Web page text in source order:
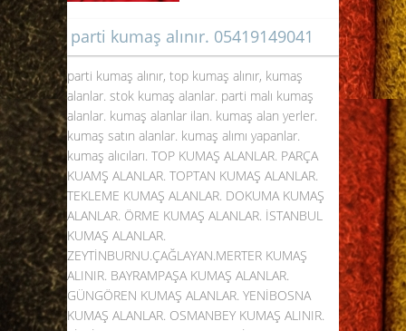
parti kumaş alınır. 05419149041
parti kumaş alınır, top kumaş alınır, kumaş
alanlar. stok kumaş alanlar. parti malı kumaş
alanlar. kumaş alanlar ilan. kumaş alan yerler.
kumaş satın alanlar. kumaş alımı yapanlar.
kumaş alıcıları. TOP KUMAŞ ALANLAR. PARÇA
KUAMŞ ALANLAR. TOPTAN KUMAŞ ALANLAR.
TEKLEME KUMAŞ ALANLAR. DOKUMA KUMAŞ
ALANLAR. ÖRME KUMAŞ ALANLAR. İSTANBUL
KUMAŞ ALANLAR.
ZEYTİNBURNU.ÇAĞLAYAN.MERTER KUMAŞ
ALINIR. BAYRAMPAŞA KUMAŞ ALANLAR.
GÜNGÖREN KUMAŞ ALANLAR. YENİBOSNA
KUMAŞ ALANLAR. OSMANBEY KUMAŞ ALINIR.